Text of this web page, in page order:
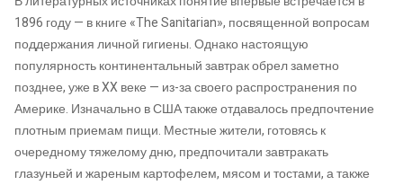
1896 году — в книге «The Sanitarian», посвященной вопросам
поддержания личной гигиены. Однако настоящую
популярность континентальный завтрак обрел заметно
позднее, уже в XX веке — из-за своего распространения по
Америке. Изначально в США также отдавалось предпочтение
плотным приемам пищи. Местные жители, готовясь к
очередному тяжелому дню, предпочитали завтракать
глазуньей и жареным картофелем, мясом и тостами, а также